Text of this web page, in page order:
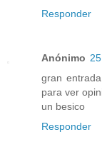
Responder
Anónimo
gran
para ver
un besico
Responder